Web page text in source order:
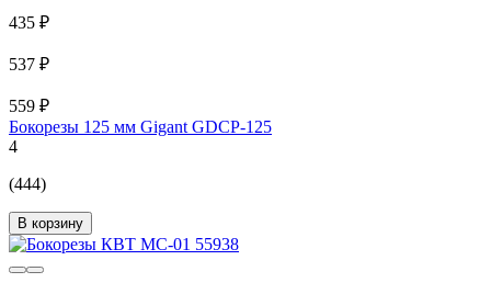
435 ₽
537 ₽
559 ₽
Бокорезы 125 мм Gigant GDCP-125
4
(444)
В корзину